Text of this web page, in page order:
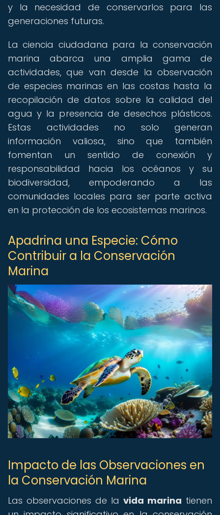
y la necesidad de conservarlos para las
generaciones futuras.
La ciencia ciudadana para la conservación
marina abarca una amplia gama de
actividades, que van desde la observación
de especies marinas en las costas hasta la
recopilación de datos sobre la calidad del
agua y la presencia de desechos plásticos.
Estas actividades no solo generan
información valiosa, sino que también
fomentan un sentido de conexión y
responsabilidad hacia los océanos y su
biodiversidad, empoderando a las
comunidades locales para ser parte activa
en la protección de los ecosistemas marinos.
Apadrina una Especie: Cómo
Contribuir a la Conservación
Marina
Impacto de las Observaciones en
la Conservación Marina
Las observaciones de la vida marina tienen